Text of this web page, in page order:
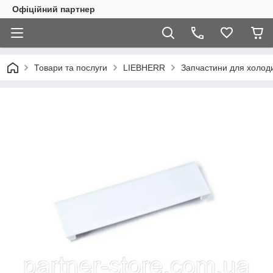
Офіційний партнер
Товари та послуги LIEBHERR Запчастини для